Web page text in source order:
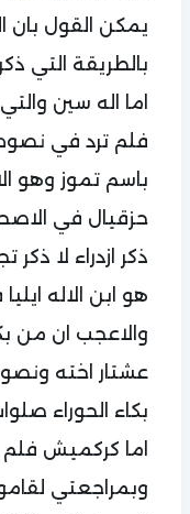
يمكن القول بان
بالطريقة التي ذكر
اما اله سين
فلم ترد في
باسم تموز وهو
حزقيال في
ذكر ازدراء لا
هو ابن الاله
والاعجب ان من
عشتار اخته
بكاء الحوراء
اما كركميش فلم
وبمراجعتي